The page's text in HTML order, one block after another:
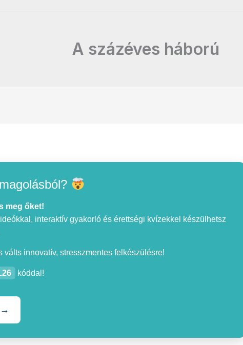
A százéves háború
meg őket!
interaktív gyakorló és érettségi kvízekkel készülhetsz
válts innovatív, stresszmentes felkészülésre!
kóddal!
→